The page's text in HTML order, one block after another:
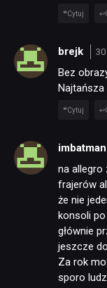
Cytuj
brejk
Bez
Najtańsza
Cytuj
imbatman
na allegro
frajerów
że nie
konsoli
głównie
jeszcze
Za rok
sporo